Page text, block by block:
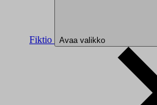
Fiktio Avaa valikko